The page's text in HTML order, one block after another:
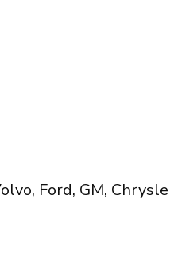
Ford, GM,